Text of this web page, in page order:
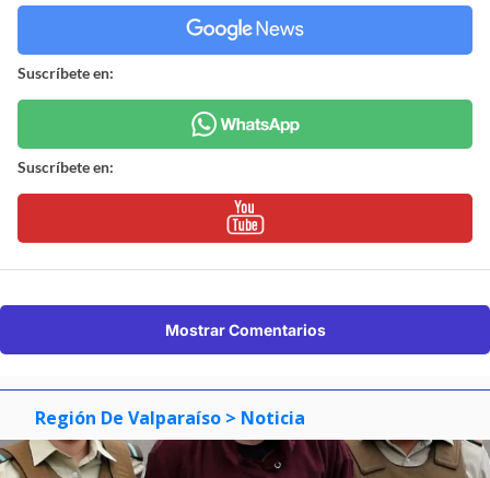
Suscríbete en:
Suscríbete en:
Mostrar Comentarios
Región De Valparaíso > Noticia